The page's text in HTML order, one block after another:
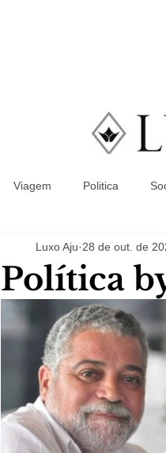
Viagem Politica
Política
Luxo Aju 28 de out. de